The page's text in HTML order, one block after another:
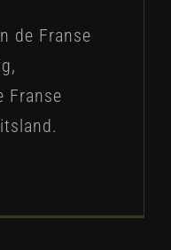
de Franse
Franse